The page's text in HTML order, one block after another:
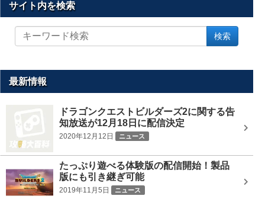
サイト内を検索
イ
を
検
索
検索
最新情報
ドラゴンクエストビルダーズ2に関する告
知放送が12月18日に配信決定
2020年12月12日 ニュース
たっぷり遊べる体験版の配信開始！製品
版にも引き継ぎ可能
2019年11月5日 ニュース